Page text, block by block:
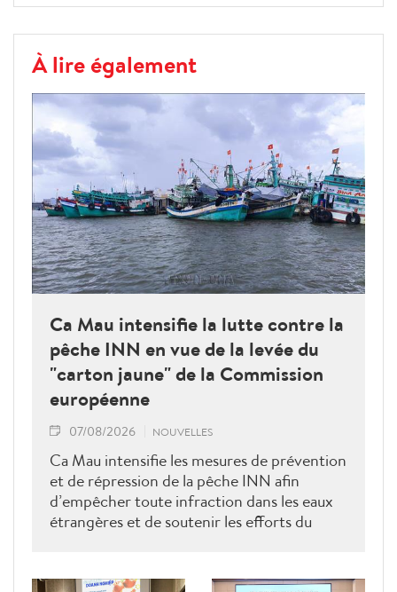
À lire également
Ca Mau intensifie la lutte contre la
pêche INN en vue de la levée du
"carton jaune" de la Commission
européenne
07/08/2026 NOUVELLES
Ca Mau intensifie les mesures de prévention
et de répression de la pêche INN afin
d’empêcher toute infraction dans les eaux
étrangères et de soutenir les efforts du